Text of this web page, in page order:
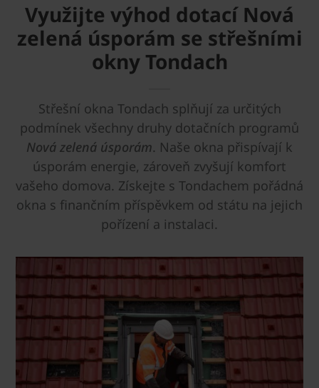
Využijte výhod dotací Nová
zelená úsporám se střešními
okny Tondach
Střešní okna Tondach splňují za určitých
podmínek všechny druhy dotačních programů
Nová zelená úsporám. Naše okna přispívají k
úsporám energie, zároveň zvyšují komfort
vašeho domova. Získejte s Tondachem pořádná
okna s finančním příspěvkem od státu na jejich
pořízení a instalaci.